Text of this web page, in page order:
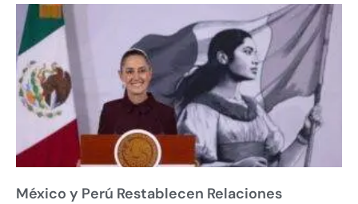
México y Perú Restablecen Relaciones